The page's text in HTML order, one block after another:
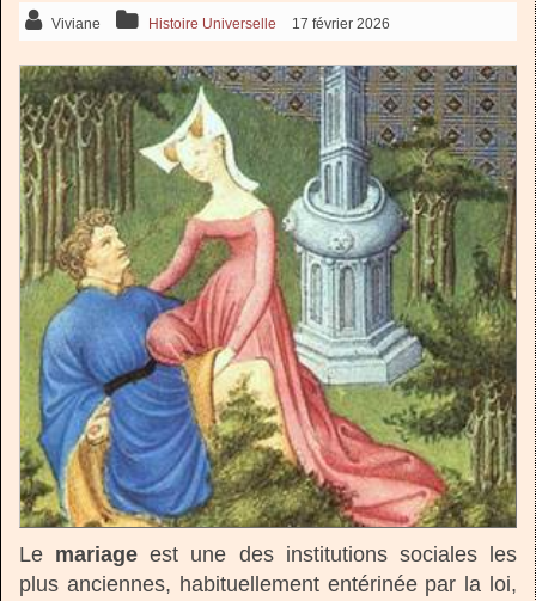
Viviane Histoire Universelle 17 février 2026
Le mariage est une des institutions sociales les
plus anciennes, habituellement entérinée par la loi,